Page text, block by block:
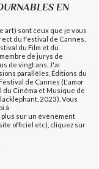
EN
art) sont ceux que je vous
du Festival de Cannes,
du Film et du
de jurys de
de vingt ans. J'ai
parallèles, Éditions du
de Cannes (L'amor
du Cinéma et Musique de
2023). Vous
à
plus sur un évènement
officiel etc), cliquez sur